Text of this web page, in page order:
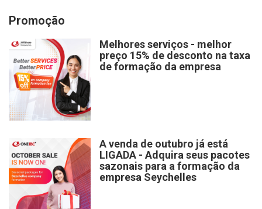
Promoção
Melhores serviços - melhor
preço 15% de desconto na taxa
de formação da empresa
A venda de outubro já está
LIGADA - Adquira seus pacotes
sazonais para a formação da
empresa Seychelles